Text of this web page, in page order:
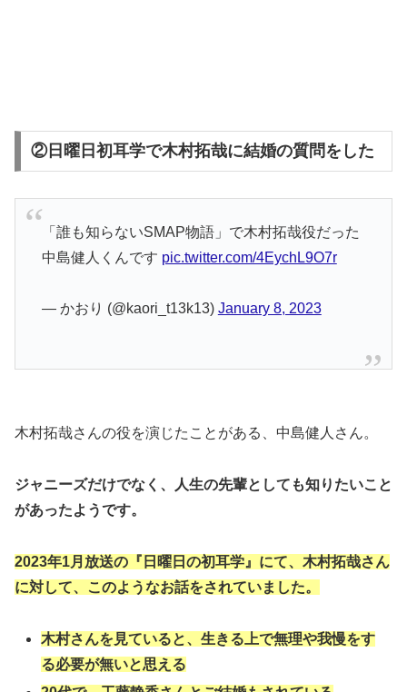
②日曜日初耳学で木村拓哉に結婚の質問をした
「誰も知らないSMAP物語」で木村拓哉役だった
中島健人くんです pic.twitter.com/4EychL9O7r
— かおり (@kaori_t13k13) January 8, 2023
木村拓哉さんの役を演じたことがある、中島健人さん。
ジャニーズだけでなく、人生の先輩としても知りたいこと
があったようです。
2023年1月放送の『日曜日の初耳学』にて、木村拓哉さん
に対して、このようなお話をされていました。
木村さんを見ていると、生きる上で無理や我慢をす
る必要が無いと思える